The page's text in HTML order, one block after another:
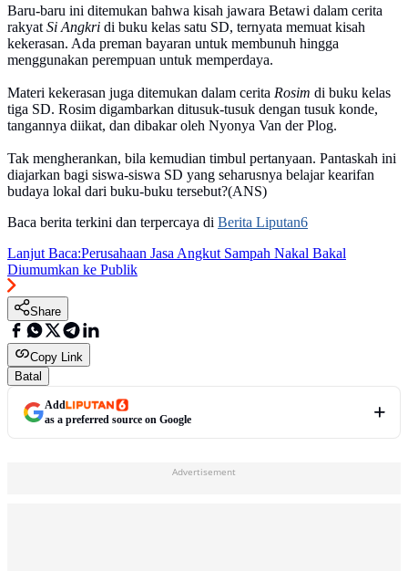
Baru-baru ini ditemukan bahwa kisah jawara Betawi dalam cerita
rakyatSi Angkri di buku kelas satu SD, ternyata memuat kisah
kekerasan. Ada preman bayaran untuk membunuh hingga
menggunakan perempuan untuk memperdaya.
Materi kekerasan juga ditemukan dalam cerita Rosim di buku kelas
tiga SD. Rosim digambarkan ditusuk-tusuk dengan tusuk konde,
tangannya diikat, dan dibakar oleh Nyonya Van der Plog.
Tak mengherankan, bila kemudian timbul pertanyaan. Pantaskah ini
diajarkan bagi siswa-siswa SD yang seharusnya belajar kearifan
budaya lokal dari buku-buku tersebut?(ANS)
Baca berita terkini dan terpercaya di Berita Liputan6
Lanjut Baca:Perusahaan Jasa Angkut Sampah Nakal Bakal
Diumumkan ke Publik
Share
Copy Link
Batal
Add
as a preferred source on Google
Advertisement